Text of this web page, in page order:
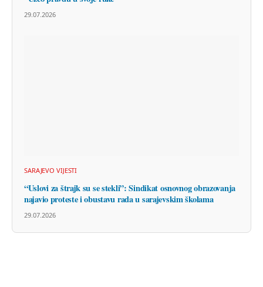
29.07.2026
SARAJEVO VIJESTI
“Uslovi za štrajk su se stekli”: Sindikat osnovnog obrazovanja
najavio proteste i obustavu rada u sarajevskim školama
29.07.2026